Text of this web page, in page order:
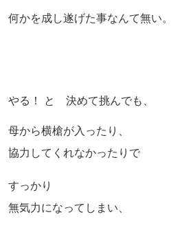
何かを成し遂げた事なんて無い。
やる！ と 決めて挑んでも、
母から横槍が入ったり、
協力してくれなかったりで
すっかり
無気力になってしまい、